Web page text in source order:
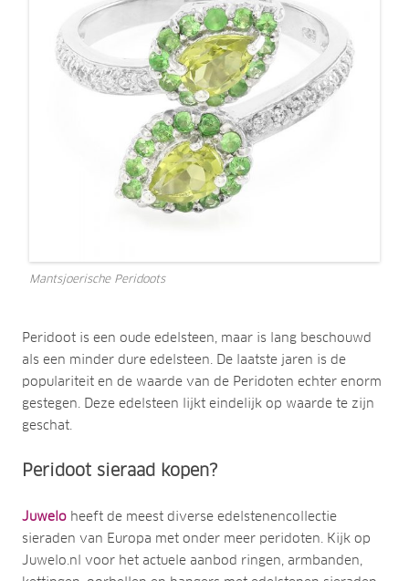
Mantsjoerische Peridoots
Peridoot is een oude edelsteen, maar is lang beschouwd
als een minder dure edelsteen. De laatste jaren is de
populariteit en de waarde van de Peridoten echter enorm
gestegen. Deze edelsteen lijkt eindelijk op waarde te zijn
geschat.
Peridoot sieraad kopen?
Juwelo heeft de meest diverse edelstenencollectie
sieraden van Europa met onder meer peridoten. Kijk op
Juwelo.nl voor het actuele aanbod ringen, armbanden,